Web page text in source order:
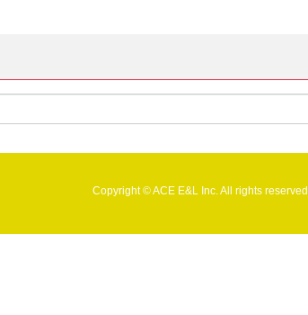
Copyright © ACE E&L Inc. All rights reserved.